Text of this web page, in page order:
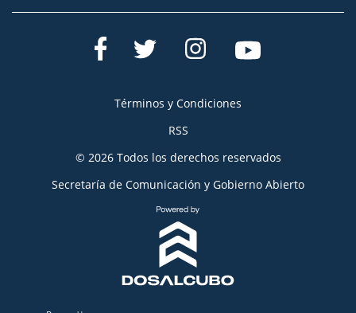
Términos y Condiciones
RSS
© 2026 Todos los derechos reservados
Secretaría de Comunicación y Gobierno Abierto